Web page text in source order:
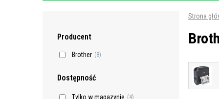
Producent
Brother (8)
Dostępność
Tylko w magazynie (4)
Strona